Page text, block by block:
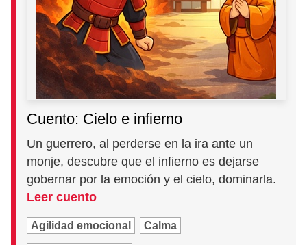
Cuento: Cielo e infierno
Un guerrero, al perderse en la ira ante un
monje, descubre que el infierno es dejarse
gobernar por la emoción y el cielo, dominarla.
Leer cuento
Agilidad emocional Calma